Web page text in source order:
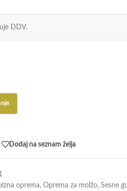
DDV.
Dodaj na seznam želja
oprema, Oprema za molžo, Sesne